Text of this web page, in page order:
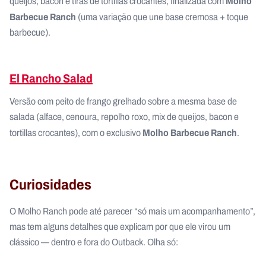
Barbecue Ranch (uma variação que une base cremosa + toque
barbecue).
El Rancho Salad
Versão com peito de frango grelhado sobre a mesma base de
salada (alface, cenoura, repolho roxo, mix de queijos, bacon e
tortillas crocantes), com o exclusivoMolho Barbecue Ranch.
Curiosidades
O Molho Ranch pode até parecer “só mais um acompanhamento”,
mas tem alguns detalhes que explicam por que ele virou um
clássico — dentro e fora do Outback. Olha só: